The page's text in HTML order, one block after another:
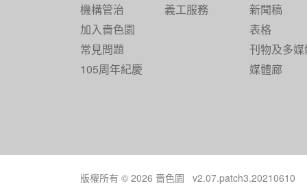
機構管治
加入嗇色園
常見問題
105周年紀慶
義工服務
新聞稿
表格
刊物及多媒
媒體廊
版權所有 © 2026 嗇色園 v2.07.patch3.20210610